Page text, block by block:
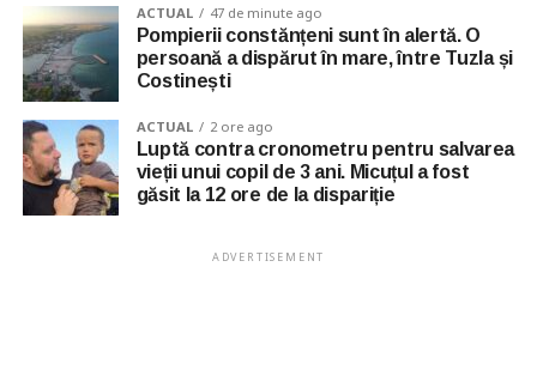
ACTUAL 47 de minute ago
Pompierii constănțeni sunt în alertă. O
persoană a dispărut în mare, între Tuzla și
Costinești
ACTUAL 2 ore ago
Luptă contra cronometru pentru salvarea
vieții unui copil de 3 ani. Micuțul a fost
găsit la 12 ore de la dispariție
ADVERTISEMENT